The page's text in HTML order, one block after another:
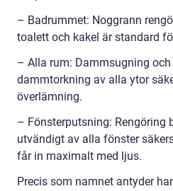
– Badrummet: Noggrann
toalett och kakel är standard
– Alla rum: Dammsugning
dammtorkning av alla ytor
överlämning.
– Fönsterputsning: Rengöring
utvändigt av alla fönster
får in maximalt med ljus.
Precis som namnet antyder